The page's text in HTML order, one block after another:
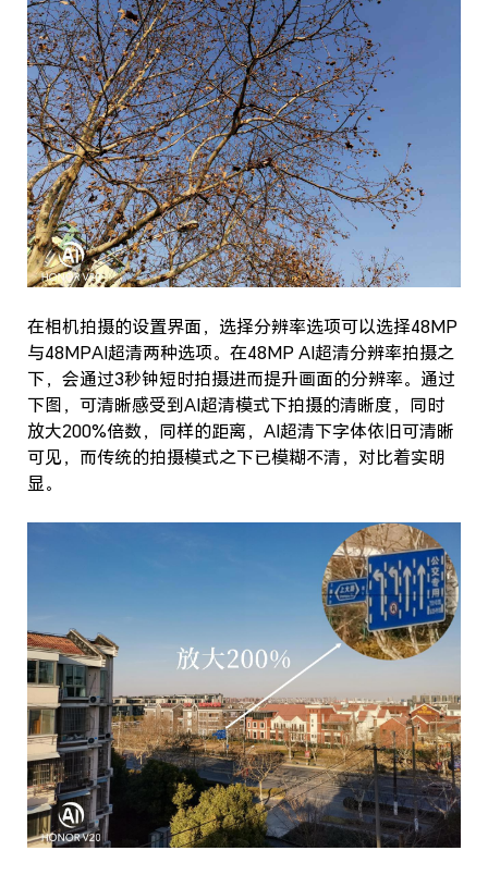
在相机拍摄的设置界面，选择分辨率选项可以选择48MP
与48MPAI超清两种选项。在48MP AI超清分辨率拍摄之
下，会通过3秒钟短时拍摄进而提升画面的分辨率。通过
下图，可清晰感受到AI超清模式下拍摄的清晰度，同时
放大200%倍数，同样的距离，AI超清下字体依旧可清晰
可见，而传统的拍摄模式之下已模糊不清，对比着实明
显。